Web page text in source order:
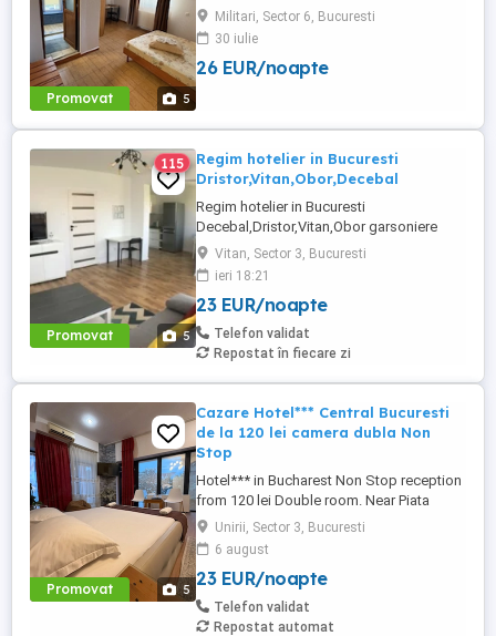
Promovat 5
de 13 camere. Accesul se realizeaza NON-
STOP la Receptia pensiunii. Tarife: 135 lei
3 ore. 150 lei 4 ore 160 lei 6 ore 230 lei
noapte (ora 12-ora 12) Pentru rezervari
Militari, Sector 6, Bucuresti
30 iulie
26 EUR/noapte
Promovat 5
115
Regim hotelier in Bucuresti
Dristor,Vitan,Obor,Decebal
Regim hotelier in Bucuresti
Decebal,Dristor,Vitan,Obor garsoniere
apartamente 2-3 camere,utilate complet,
mobilate modern, aer conditionat,lenjerii
prosoape curate,poze reale, televizor Led,
internet WiFi, foarte curat, discret, Parcare
120 lei 3 ore 150 lei zi garsoniera 250 lei zi
2 camere Nu ...
Vitan, Sector 3, Bucuresti
ieri 18:21
23 EUR/noapte
Telefon validat
Repostat în fiecare zi
Promovat 5
Cazare Hotel*** Central Bucuresti
de la 120 lei camera dubla Non
Stop
Hotel*** in Bucharest Non Stop reception
from 120 lei Double room. Near Piata
Victoriei, Arena Nationala , Piata Unirii .
Tyga concert near. regim hotelier.
apartament.
Unirii, Sector 3, Bucuresti
6 august
23 EUR/noapte
Telefon validat
Repostat automat